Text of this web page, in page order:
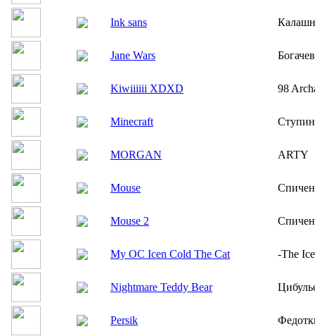
Ink sans
Jane Wars
Kiwiiiiii XDXD 98
Minecraft
MORGAN ARTY
Mouse
Mouse 2
My OC Icen Cold The Cat -The
Nightmare Teddy Bear
Persik